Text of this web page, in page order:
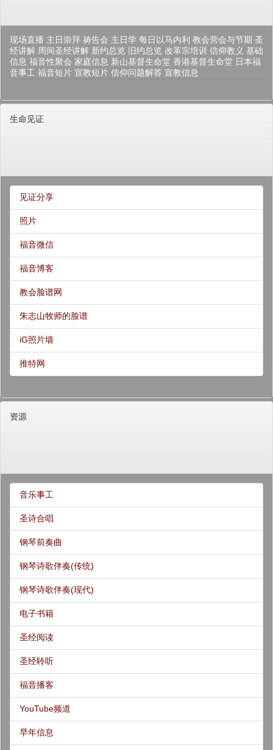
现场直播 主日崇拜 祷告会 主日学 每日以马内利 教会营会与节期 圣
经讲解 周间圣经讲解 新约总览 旧约总览 改革宗培训 信仰教义 基础
信息 福音性聚会 家庭信息 新山基督生命堂 香港基督生命堂 日本福
音事工 福音短片 宣教短片 信仰问题解答 宣教信息
生命见证
见证分享
照片
福音微信
福音博客
教会脸谱网
朱志山牧师的脸谱
iG照片墙
推特网
资源
音乐事工
圣诗合唱
钢琴前奏曲
钢琴诗歌伴奏(传统)
钢琴诗歌伴奏(现代)
电子书籍
圣经阅读
圣经聆听
福音播客
YouTube频道
早年信息